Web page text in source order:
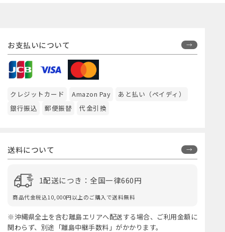
お支払いについて
クレジットカード Amazon Pay
あと払い（ペイディ）
銀行振込
郵便振替 代金引換
送料について
1配送につき：全国一律660円
商品代金税込10,000円以上のご購入で送料無料
※沖縄県全土を含む離島エリアへ配送する場合、ご利用金額に
関わらず、別途「離島中継手数料」がかかります。